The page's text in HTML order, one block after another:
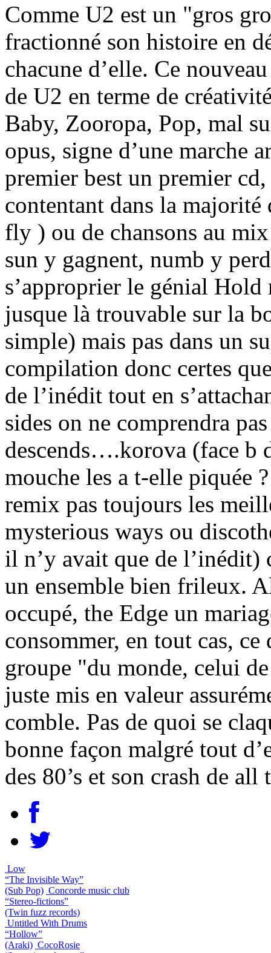
Comme U2 est un "gros
fractionné son histoire en
chacune d’elle. Ce
de U2 en terme de
Baby, Zooropa, Pop, mal
opus, signe d’une marche
premier best un premier
contentant dans la majorité
fly ) ou de chansons au
sun y gagnent, numb y
s’approprier le génial
jusque là trouvable sur la
simple) mais pas dans un
compilation donc certes
de l’inédit tout en
sides on ne comprendra
descends….korova (face b
mouche les a t-elle piquée
remix pas toujours les
mysterious ways ou
il n’y avait que de l’inédit)
un ensemble bien frileux.
occupé, the Edge un
consommer, en tout cas,
groupe "du monde, celui
juste mis en valeur
comble. Pas de quoi se
bonne façon malgré tout
des 80’s et son crash de
Low
“The Invisible Way”
(Sub Pop) Concorde music club
“Stereo-fictions”
(Twin fuzz records)
Untitled With Drums
“Hollow”
(Araki) CocoRosie